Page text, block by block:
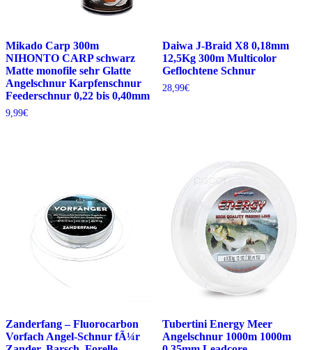
Mikado Carp 300m
NIHONTO CARP schwarz
Matte monofile sehr Glatte
Angelschnur Karpfenschnur
Feederschnur 0,22 bis 0,40mm
9,99€
Daiwa J-Braid X8 0,18mm
12,5Kg 300m Multicolor
Geflochtene Schnur
28,99€
Zanderfang – Fluorocarbon
Vorfach Angel-Schnur fÃ¼r
Tubertini Energy Meer
Angelschnur 1000m 1000m